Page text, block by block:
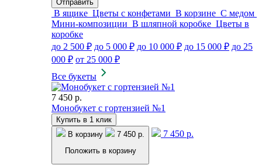
В ящике Цветы с конфетами В корзине С медом
Мини-композиции В шляпной коробке Цветы в
коробке
до 2 500 ₽ до 5 000 ₽ до 10 000 ₽ до 15 000 ₽ до 25
000 ₽ от 25 000 ₽
Все букеты
7 450 р.
Монобукет с гортензией №1
Купить в 1 клик
В корзину
7 450 р.
Положить в корзину
7 450 р.